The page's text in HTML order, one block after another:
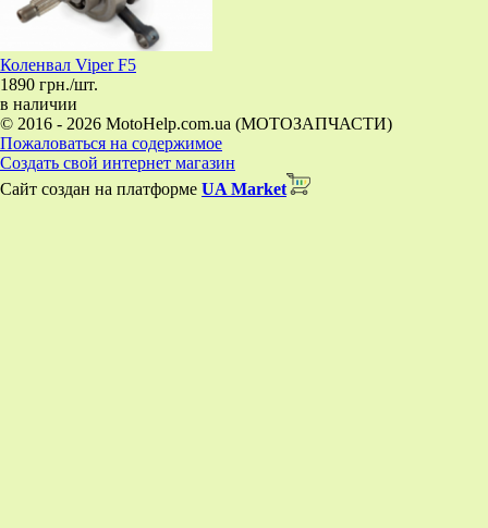
Коленвал Viper F5
1890 грн./шт.
в наличии
© 2016 - 2026 MotoHelp.com.ua (МОТОЗАПЧАСТИ)
Пожаловаться на содержимое
Создать свой интернет магазин
Сайт создан на платформе UA Market